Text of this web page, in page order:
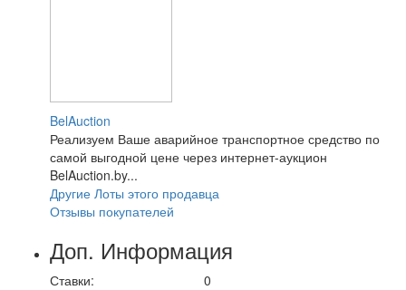
BelAuction
Реализуем Ваше аварийное транспортное средство по
самой выгодной цене через интернет-аукцион
BelAuction.by...
Другие Лоты этого продавца
Отзывы покупателей
Доп. Информация
Ставки:
0